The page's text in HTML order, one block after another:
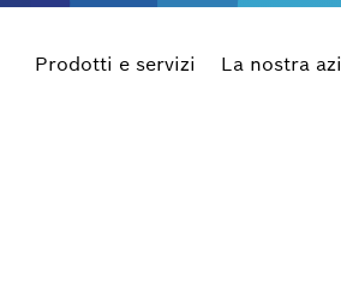
Prodotti e servizi La nostra